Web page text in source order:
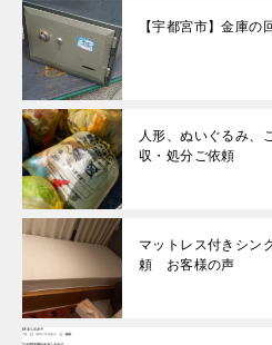
【宇都宮市】金庫
人形、ぬいぐるみ、
収・処分ご依頼
マットレス付きシン
頼 お客様の声